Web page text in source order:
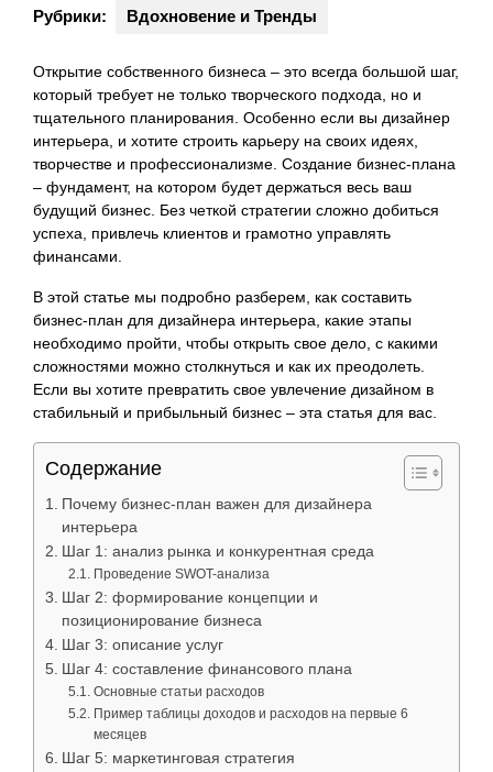
Рубрики: Вдохновение и Тренды
Открытие собственного бизнеса – это всегда большой шаг,
который требует не только творческого подхода, но и
тщательного планирования. Особенно если вы дизайнер
интерьера, и хотите строить карьеру на своих идеях,
творчестве и профессионализме. Создание бизнес-плана
– фундамент, на котором будет держаться весь ваш
будущий бизнес. Без четкой стратегии сложно добиться
успеха, привлечь клиентов и грамотно управлять
финансами.
В этой статье мы подробно разберем, как составить
бизнес-план для дизайнера интерьера, какие этапы
необходимо пройти, чтобы открыть свое дело, с какими
сложностями можно столкнуться и как их преодолеть.
Если вы хотите превратить свое увлечение дизайном в
стабильный и прибыльный бизнес – эта статья для вас.
Содержание
Почему бизнес-план важен для дизайнера
интерьера
Шаг 1: анализ рынка и конкурентная среда
Проведение SWOT-анализа
Шаг 2: формирование концепции и
позиционирование бизнеса
Шаг 3: описание услуг
Шаг 4: составление финансового плана
Основные статьи расходов
Пример таблицы доходов и расходов на первые 6
месяцев
Шаг 5: маркетинговая стратегия